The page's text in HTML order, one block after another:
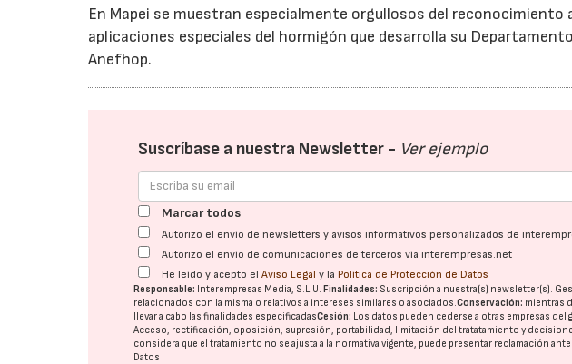
En Mapei se muestran especialmente orgullosos del reconocimiento
aplicaciones especiales del hormigón que desarrolla su
Anefhop.
Suscríbase a nuestra Newsletter - Ver ejemplo
Marcar todos
Autorizo el envío de newsletters y avisos informativos personalizados de
Autorizo el envío de comunicaciones de terceros vía interempresas.net
He leído y acepto elAviso Legal y la Política de Protección de Datos
Responsable: Interempresas Media, S.L.U.Finalidades: Suscripción a nuestra(s) newsletter(s).
relacionados con la misma o relativos a intereses similares o asociados.Conservación: mientras
llevar a cabo las finalidades especificadasCesión: Los datos pueden cederse a otras empresas del
Acceso, rectificación, oposición, supresión, portabilidad, limitación del tratatamiento y
considera que el tratamiento no se ajusta a la normativa vigente, puede presentar reclamación
Datos